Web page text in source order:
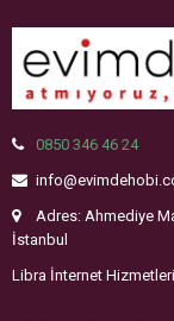
0850 346 46 24
Adres: Ahmediye
İstanbul
Libra İnternet